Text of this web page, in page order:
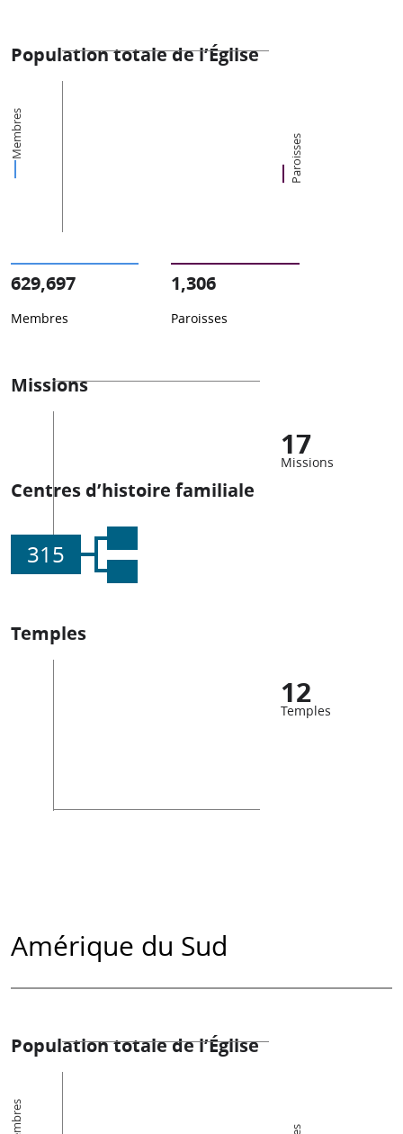
Population totale de l’Église
Membres Paroisses
629,697
Membres
1,306
Paroisses
Missions
17
Missions
Centres d’histoire familiale
315
Temples
12
Temples
Amérique du Sud
Population totale de l’Église
Membres